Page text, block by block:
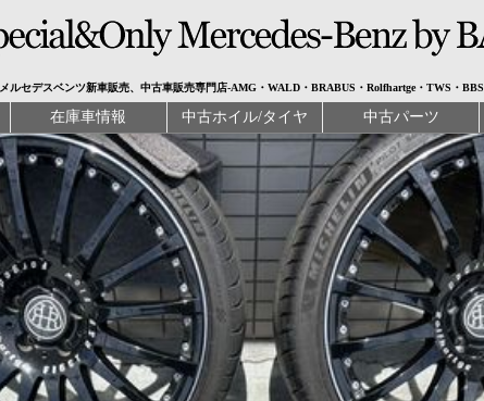
メルセデスベンツ新車販売、中古車販売専門店-AMG・WALD・BRABUS・Rolfhartge・TWS・BBS
在庫車情報 中古ホイル/タイヤ 中古パーツ